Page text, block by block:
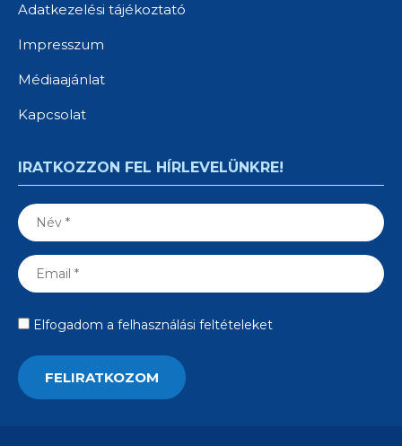
Adatkezelési tájékoztató
Impresszum
Médiaajánlat
Kapcsolat
IRATKOZZON FEL HÍRLEVELÜNKRE!
Elfogadom a felhasználási feltételeket